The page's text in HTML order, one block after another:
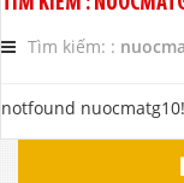
DẦU NHỚT
Tìm kiếm: :
notfound